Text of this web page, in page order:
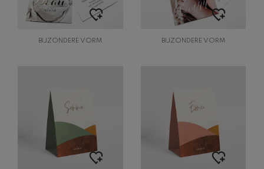
BIJZONDERE VORM BIJZONDERE VORM